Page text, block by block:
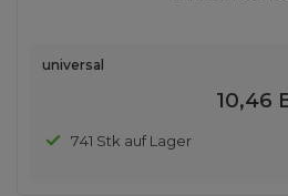
universal
10,46
741 Stk auf Lager